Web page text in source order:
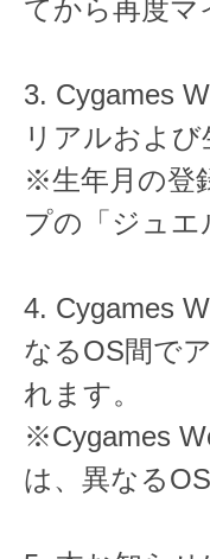
てから再度
3. Cygames
リアルおよ
※生年月の登
プの「ジュ
4. Cygames
なるOS間で
れます。
※Cygames
は、異なる